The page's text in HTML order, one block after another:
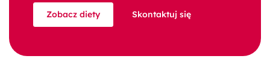
Zobacz diety Skontaktuj się